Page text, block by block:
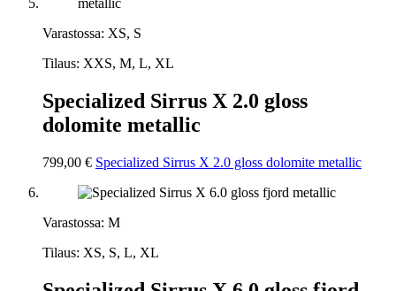
Varastossa: XS, S
Tilaus: XXS, M, L, XL
Specialized Sirrus X 2.0 gloss
dolomite metallic
799,00 € Specialized Sirrus X 2.0 gloss dolomite metallic
Varastossa: M
Tilaus: XS, S, L, XL